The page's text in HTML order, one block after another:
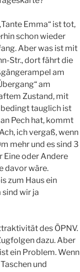
Emma“ ist tot,
schon wieder
Aber was ist mit
Str., dort fährt die
am
am
Zustand, mit
bedingt tauglich ist
Pech hat, kommt
ich vergaß, wenn
mehr und es sind 3
Eine oder Andere
davor wäre.
zum Haus ein
sind wir ja
des ÖPNV.
dazu. Aber
ein Problem. Wenn
und